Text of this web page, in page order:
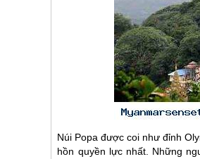
Núi Popa được coi như đỉnh
hồn quyền lực nhất. Những